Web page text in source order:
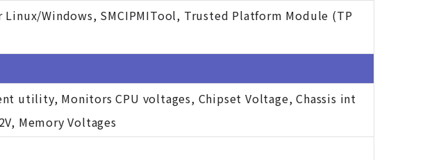
Linux/Windows, SMCIPMITool, Trusted Platform Module (TP
utility, Monitors CPU voltages, Chipset Voltage, Chassis int
Memory Voltages